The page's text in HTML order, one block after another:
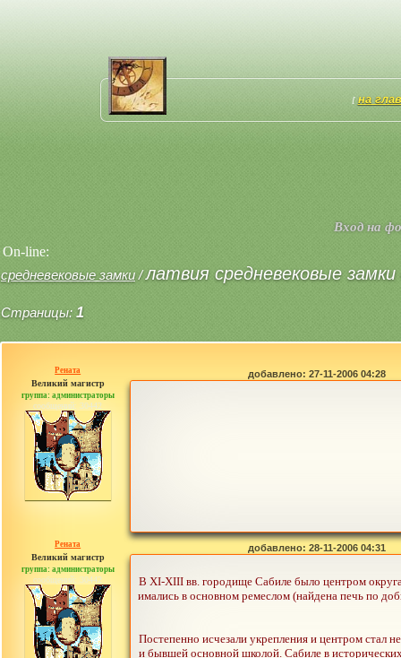
[ на
Вход на
On-line:
средневековые замки/латвия средневековые
Страницы: 1
Рената
Великий магистр
группа: администраторы
сообщений: 30442
добавлено: 27-11-2006 04:28
Рената
Великий магистр
группа: администраторы
сообщений: 30442
добавлено: 28-11-2006 04:31
В XI-XIII вв. городище Сабиле было центром
имались в основном ремеслом (найдена печь по
Постепенно исчезали укрепления и центром стал
и бывшей основной школой. Сабиле в